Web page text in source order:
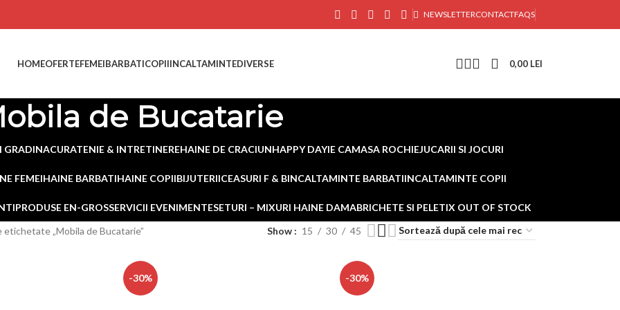
NEWSLETTERCONTACTFAQS
HOMEOFERTEFEMEIBARBATICOPIIINCALTAMINTEDIVERSE 0,00 LEI
de Bucatarie
GRADINACURATENIE & INTRETINEREHAINE DE CRACIUNHAPPY DAYIE CAMASA ROCHIEJUCARII SI JOCURI
FEMEIHAINE BARBATIHAINE COPIIBIJUTERIICEASURI F & BINCALTAMINTE BARBATIINCALTAMINTE COPII
PRODUSE EN-GROSSERVICII EVENIMENTESETURI – MIXURI HAINE DAMABRICHETE SI PELETIX OUT OF STOCK
etichetate „Mobila de Bucatarie” Show 15 30 45
-30% -30%